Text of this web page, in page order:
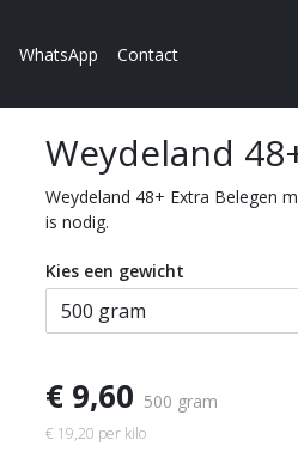
WhatsApp Contact
Weydeland
Weydeland 48+ Extra Belegen
is nodig.
Kies een gewicht
€ 9,60 500 gram
€ 19,20 per kilo